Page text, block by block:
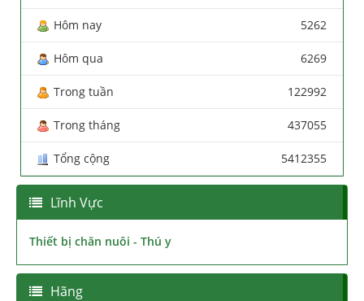
Hôm nay 5262
Hôm qua 6269
Trong tuần 122992
Trong tháng 437055
Tổng cộng 5412355
Lĩnh Vực
Thiết bị chăn nuôi - Thú y
Hãng